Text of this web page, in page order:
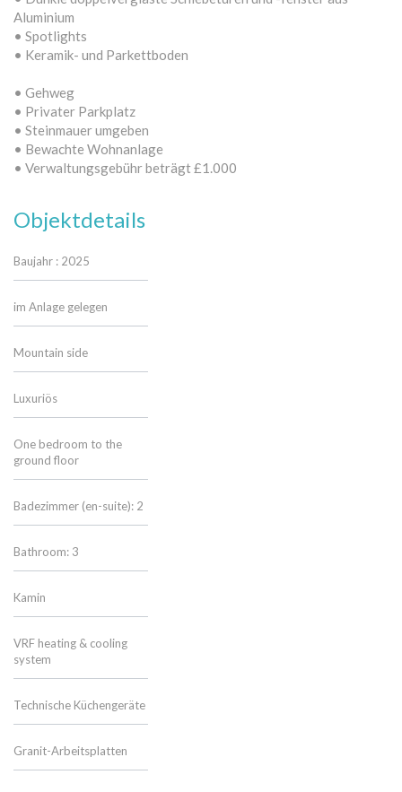
Aluminium
• Spotlights
• Keramik- und Parkettboden
• Gehweg
• Privater Parkplatz
• Steinmauer umgeben
• Bewachte Wohnanlage
• Verwaltungsgebühr beträgt £1.000
Objektdetails
Baujahr : 2025
im Anlage gelegen
Mountain side
Luxuriös
One bedroom to the
ground floor
Badezimmer (en-suite): 2
Bathroom: 3
Kamin
VRF heating & cooling
system
Technische Küchengeräte
Granit-Arbeitsplatten